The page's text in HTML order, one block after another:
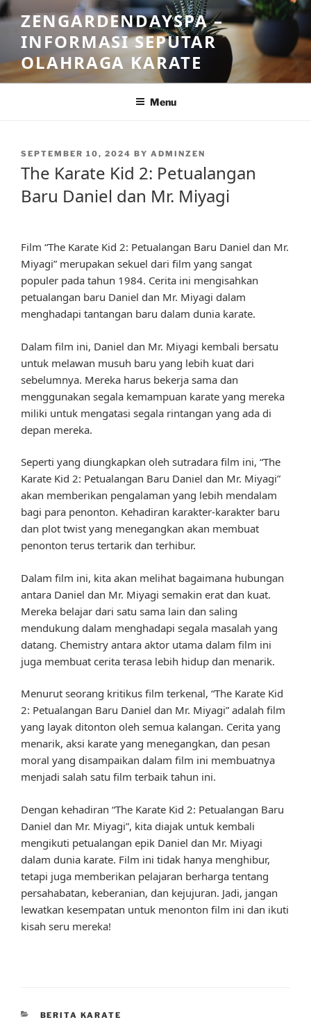
Skip
to
content
ZENGARDENDAYSPA –
INFORMASI SEPUTAR
OLAHRAGA KARATE
Menu
POSTED
ON
SEPTEMBER 10, 2024 BY ADMINZEN
The Karate Kid 2: Petualangan
Baru Daniel dan Mr. Miyagi
Film “The Karate Kid 2: Petualangan Baru Daniel dan Mr.
Miyagi” merupakan sekuel dari film yang sangat
populer pada tahun 1984. Cerita ini mengisahkan
petualangan baru Daniel dan Mr. Miyagi dalam
menghadapi tantangan baru dalam dunia karate.
Dalam film ini, Daniel dan Mr. Miyagi kembali bersatu
untuk melawan musuh baru yang lebih kuat dari
sebelumnya. Mereka harus bekerja sama dan
menggunakan segala kemampuan karate yang mereka
miliki untuk mengatasi segala rintangan yang ada di
depan mereka.
Seperti yang diungkapkan oleh sutradara film ini, “The
Karate Kid 2: Petualangan Baru Daniel dan Mr. Miyagi”
akan memberikan pengalaman yang lebih mendalam
bagi para penonton. Kehadiran karakter-karakter baru
dan plot twist yang menegangkan akan membuat
penonton terus tertarik dan terhibur.
Dalam film ini, kita akan melihat bagaimana hubungan
antara Daniel dan Mr. Miyagi semakin erat dan kuat.
Mereka belajar dari satu sama lain dan saling
mendukung dalam menghadapi segala masalah yang
datang. Chemistry antara aktor utama dalam film ini
juga membuat cerita terasa lebih hidup dan menarik.
Menurut seorang kritikus film terkenal, “The Karate Kid
2: Petualangan Baru Daniel dan Mr. Miyagi” adalah film
yang layak ditonton oleh semua kalangan. Cerita yang
menarik, aksi karate yang menegangkan, dan pesan
moral yang disampaikan dalam film ini membuatnya
menjadi salah satu film terbaik tahun ini.
Dengan kehadiran “The Karate Kid 2: Petualangan Baru
Daniel dan Mr. Miyagi”, kita diajak untuk kembali
mengikuti petualangan epik Daniel dan Mr. Miyagi
dalam dunia karate. Film ini tidak hanya menghibur,
tetapi juga memberikan pelajaran berharga tentang
persahabatan, keberanian, dan kejujuran. Jadi, jangan
lewatkan kesempatan untuk menonton film ini dan ikuti
kisah seru mereka!
CATEGORIES
BERITA KARATE